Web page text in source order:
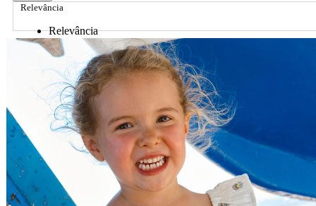
Relevância
Relevância
Preço Crescente
Preço Decrescente
Nome do Produto A - Z
Nome do Produto Z - A
Ordenar por
Relevância
Relevância
Preço Crescente
Preço Decrescente
Nome do Produto A - Z
Nome do Produto Z - A